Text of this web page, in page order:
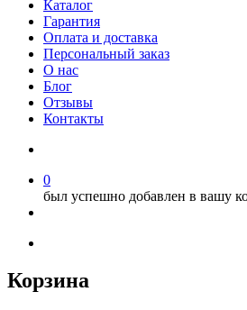
Каталог
Гарантия
Оплата и доставка
Персональный заказ
О нас
Блог
Отзывы
Контакты
0
был успешно добавлен в вашу
Корзина